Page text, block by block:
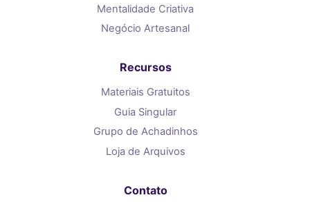
Mentalidade Criativa
Negócio Artesanal
Recursos
Materiais Gratuitos
Guia Singular
Grupo de Achadinhos
Loja de Arquivos
Contato